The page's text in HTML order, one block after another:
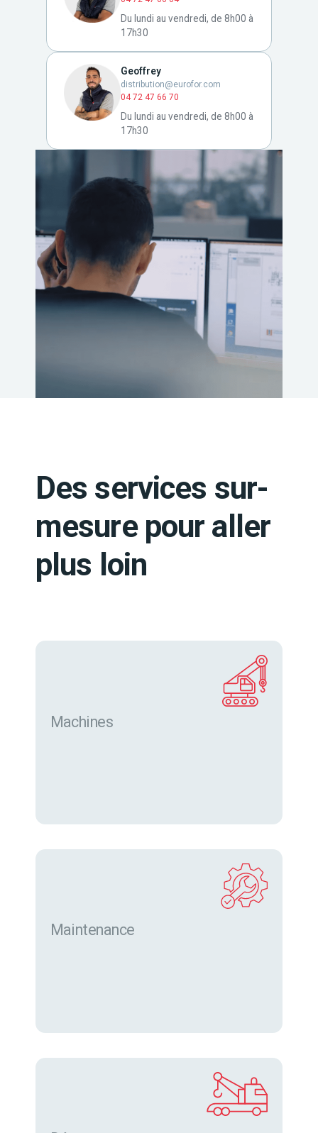
Du lundi au vendredi, de 8h00 à
17h30
Geoffrey
distribution@eurofor.com
04 72 47 66 70
Du lundi au vendredi, de 8h00 à
17h30
Des services sur-
mesure pour aller
plus loin
Machines
Maintenance